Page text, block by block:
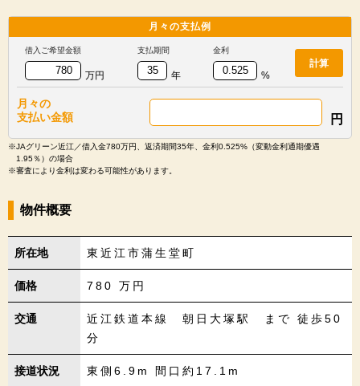
月々の支払例
借入ご希望金額
万円
支払期間
年
金利
%
計算
月々の
支払い金額
円
※JAグリーン近江／借入金780万円、返済期間35年、金利0.525%（変動金利通期優遇
1.95％）の場合
※審査により金利は変わる可能性があります。
物件概要
所在地 東近江市蒲生堂町
価格 780 万円
交通
近江鉄道本線 朝日大塚駅 まで 徒歩50
分
接道状況 東側6.9m 間口約17.1m